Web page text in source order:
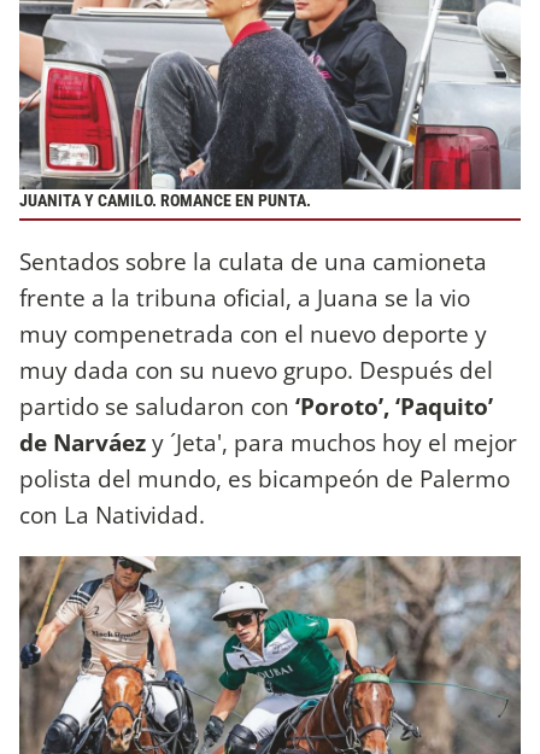
JUANITA Y CAMILO. ROMANCE EN PUNTA.
Sentados sobre la culata de una camioneta
frente a la tribuna oficial, a Juana se la vio
muy compenetrada con el nuevo deporte y
muy dada con su nuevo grupo. Después del
partido se saludaron con ‘Poroto’, ‘Paquito’
de Narváezy ´Jeta', para muchos hoy el mejor
polista del mundo, es bicampeón de Palermo
con La Natividad.